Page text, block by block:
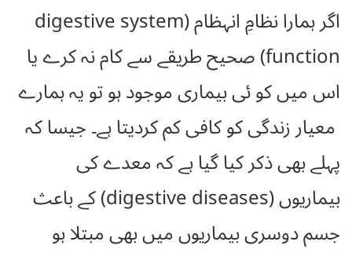
اگر ہمارا نظامِ انہظام (digestive system
function) صحیح طریقے سے کام نہ کرے یا
اس میں کو ئی بیماری موجود ہو تو یہ ہمارے
معیار زندگی کو کافی کم کردیتا ہے۔ جیسا کہ
پہلے بھی ذکر کیا گیا ہے کہ معدے کی
بیماریوں (digestive diseases) کے باعث
جسم دوسری بیماریوں میں بھی مبتلا ہو